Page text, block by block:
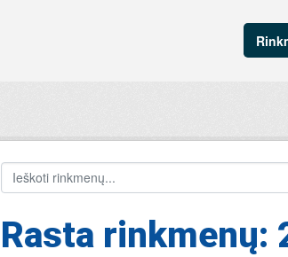
Rasta rinkmenų: